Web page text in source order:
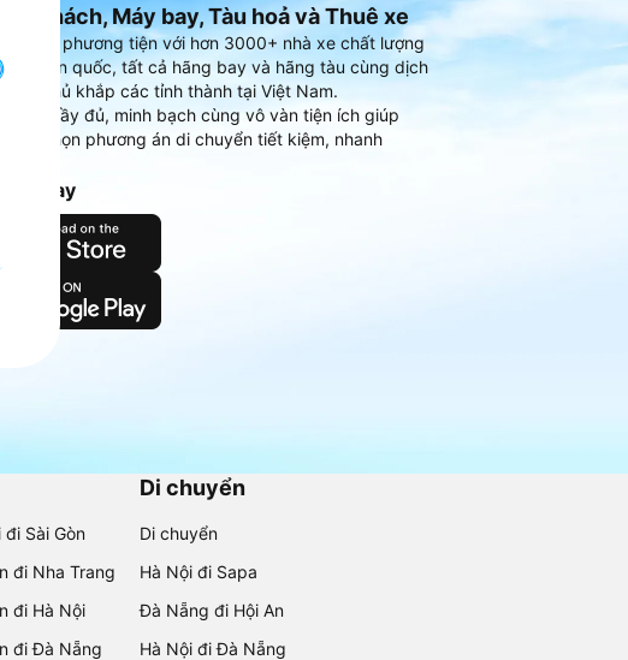
khách, Máy bay, Tàu hoả và Thuê xe
vé đa phương tiện với hơn 3000+ nhà xe chất lượng
toàn quốc, tất cả hãng bay và hãng tàu cùng dịch
lịch phủ khắp các tỉnh thành tại Việt Nam.
tin đầy đủ, minh bạch cùng vô vàn tiện ích giúp
lựa chọn phương án di chuyển tiết kiệm, nhanh
ngay
Sài Gòn
đi Nha Trang
đi Hà Nội
đi Đà Nẵng
Di chuyển
Di chuyển
Hà Nội đi Sapa
Đà Nẵng đi Hội An
Hà Nội đi Đà Nẵng